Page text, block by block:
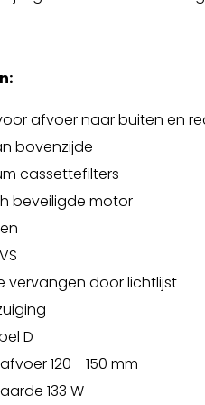
afvoer naar buiten en
bovenzijde
cassettefilters
beveiligde motor
vervangen door lichtlijst
D
120 - 150 mm
133 W